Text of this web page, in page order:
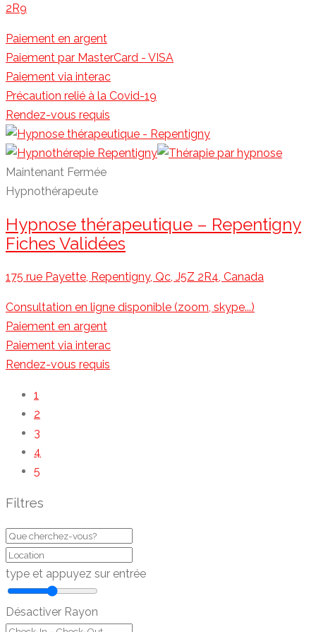
2R9
Paiement en argent
Paiement par MasterCard - VISA
Paiement via interac
Précaution relié à la Covid-19
Rendez-vous requis
Maintenant Fermée
Hypnothérapeute
Hypnose thérapeutique – Repentigny
Fiches Validées
175 rue Payette, Repentigny, Qc, J5Z 2R4, Canada
Consultation en ligne disponible (zoom, skype...)
Paiement en argent
Paiement via interac
Rendez-vous requis
1
2
3
4
5
Filtres
type et appuyez sur entrée
Désactiver Rayon